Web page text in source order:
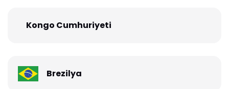
Kongo Cumhuriyeti
Brezilya